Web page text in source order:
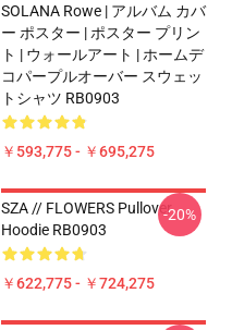
SOLANA Rowe | アルバム カバ
ー ポスター | ポスター プリン
ト | ウォールアート | ホームデ
コパープルオーバー スウェッ
トシャツ RB0903
￥593,775 - ￥695,275
SZA // FLOWERS Pullover
Hoodie RB0903
￥622,775 - ￥724,275
-20%